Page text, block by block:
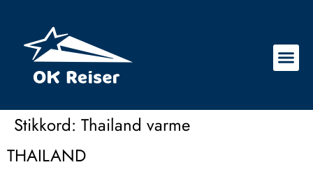
Stikkord: Thailand varme
THAILAND